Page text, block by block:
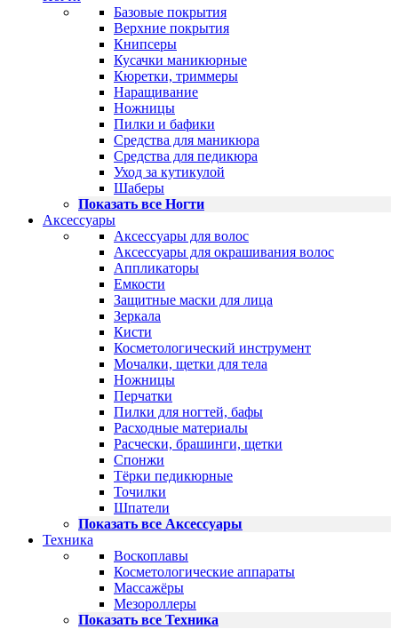
Базовые покрытия
Верхние покрытия
Книпсеры
Кусачки маникюрные
Кюретки, триммеры
Наращивание
Ножницы
Пилки и бафики
Средства для маникюра
Средства для педикюра
Уход за кутикулой
Шаберы
Показать все Ногти
Аксессуары
Аксессуары для волос
Аксессуары для окрашивания волос
Аппликаторы
Емкости
Защитные маски для лица
Зеркала
Кисти
Косметологический инструмент
Мочалки, щетки для тела
Ножницы
Перчатки
Пилки для ногтей, бафы
Расходные материалы
Расчески, брашинги, щетки
Спонжи
Тёрки педикюрные
Точилки
Шпатели
Показать все Аксессуары
Техника
Воскоплавы
Косметологические аппараты
Массажёры
Мезороллеры
Показать все Техника